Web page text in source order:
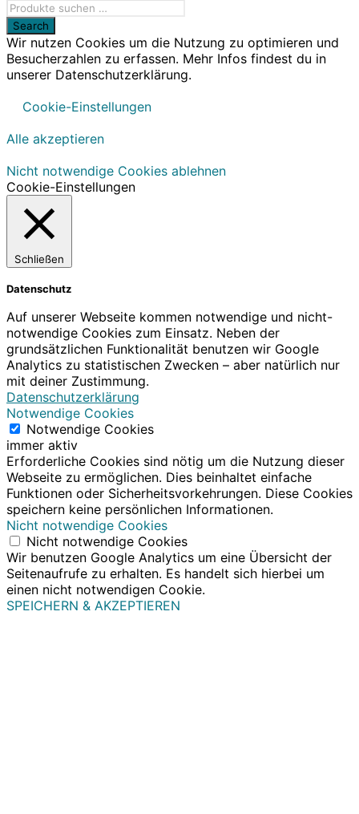
Wir nutzen Cookies um die Nutzung zu optimieren und
Besucherzahlen zu erfassen. Mehr Infos findest du in
unserer Datenschutzerklärung.
Cookie-Einstellungen
Alle akzeptieren
Nicht notwendige Cookies ablehnen
Cookie-Einstellungen
Schließen
Datenschutz
Auf unserer Webseite kommen notwendige und nicht-
notwendige Cookies zum Einsatz. Neben der
grundsätzlichen Funktionalität benutzen wir Google
Analytics zu statistischen Zwecken – aber natürlich nur
mit deiner Zustimmung.
Datenschutzerklärung
Notwendige Cookies
Notwendige Cookies
immer aktiv
Erforderliche Cookies sind nötig um die Nutzung dieser
Webseite zu ermöglichen. Dies beinhaltet einfache
Funktionen oder Sicherheitsvorkehrungen. Diese Cookies
speichern keine persönlichen Informationen.
Nicht notwendige Cookies
Nicht notwendige Cookies
Wir benutzen Google Analytics um eine Übersicht der
Seitenaufrufe zu erhalten. Es handelt sich hierbei um
einen nicht notwendigen Cookie.
SPEICHERN & AKZEPTIEREN